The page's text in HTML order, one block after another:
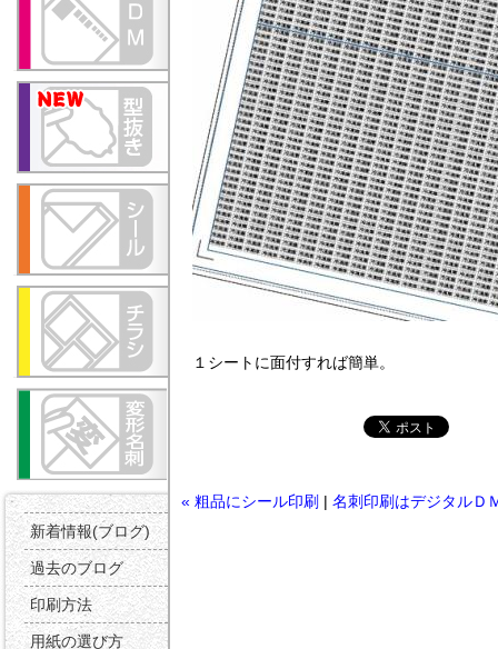
新着情報(ブログ)
過去のブログ
印刷方法
用紙の選び方
１シートに面付すれば簡単。
« 粗品にシール印刷 | 名刺印刷はデジタルＤ